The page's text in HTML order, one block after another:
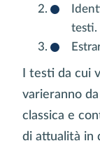
testi.
I testi da cui
varieranno
classica e
di attualità in